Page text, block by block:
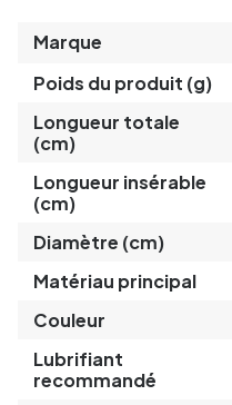
Marque
Poids du produit (g)
Longueur totale
(cm)
Longueur insérable
(cm)
Diamètre (cm)
Matériau principal
Couleur
Lubrifiant
recommandé